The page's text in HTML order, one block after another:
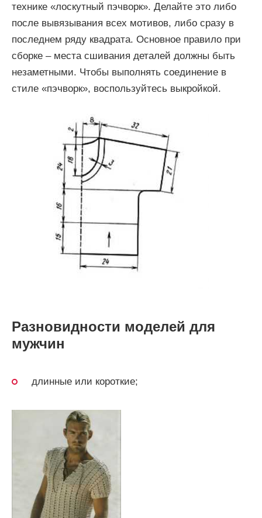
технике «лоскутный пэчворк». Делайте это либо
после вывязывания всех мотивов, либо сразу в
последнем ряду квадрата. Основное правило при
сборке – места сшивания деталей должны быть
незаметными. Чтобы выполнять соединение в
стиле «пэчворк», воспользуйтесь выкройкой.
Разновидности моделей для
мужчин
длинные или короткие;